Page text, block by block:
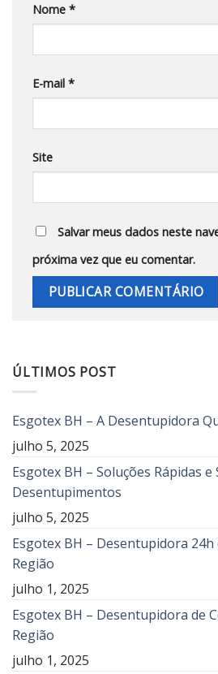
Nome *
E-mail *
Site
Salvar meus dados neste
próxima vez que eu comentar.
ÚLTIMOS POST
Esgotex BH – A Desentupidora
julho 5, 2025
Esgotex BH – Soluções Rápidas e
Desentupimentos
julho 5, 2025
Esgotex BH – Desentupidora
Região
julho 1, 2025
Esgotex BH – Desentupidora de
Região
julho 1, 2025